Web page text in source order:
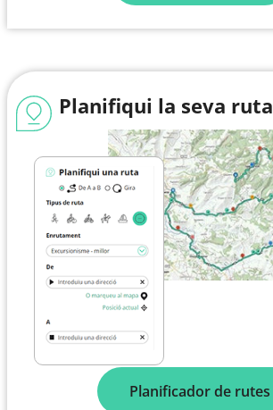
Planifiqui la seva ruta
Planificador de rutes